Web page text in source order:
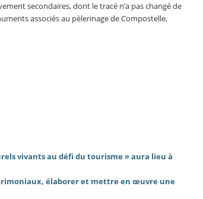
secondaires, dont le tracé n’a pas changé de
associés au pèlerinage de Compostelle,
vivants au défi du tourisme » aura lieu à
élaborer et mettre en œuvre une